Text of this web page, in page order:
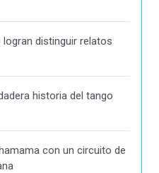
distinguir relatos
historia del tango
con un circuito de